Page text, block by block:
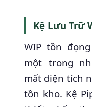
Kệ Lưu Trữ
WIP tồn
một trong
mất diện tích
tồn kho. Kệ